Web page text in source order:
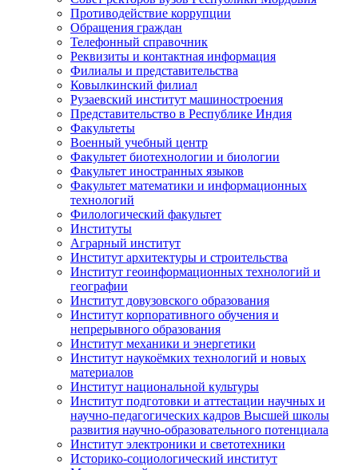
Противодействие коррупции
Обращения граждан
Телефонный справочник
Реквизиты и контактная информация
Филиалы и представительства
Ковылкинский филиал
Рузаевский институт машиностроения
Представительство в Республике Индия
Факультеты
Военный учебный центр
Факультет биотехнологии и биологии
Факультет иностранных языков
Факультет математики и информационных
технологий
Филологический факультет
Институты
Аграрный институт
Институт архитектуры и строительства
Институт геоинформационных технологий и
географии
Институт довузовского образования
Институт корпоративного обучения и
непрерывного образования
Институт механики и энергетики
Институт наукоёмких технологий и новых
материалов
Институт национальной культуры
Институт подготовки и аттестации научных и
научно-педагогических кадров Высшей школы
развития научно-образовательного потенциала
Институт электроники и светотехники
Историко-социологический институт